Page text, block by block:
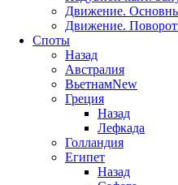
Движение.
Движение.
Споты
Назад
Австралия
ВьетнамNew
Греция
Назад
Лефкада
Голландия
Египет
Назад